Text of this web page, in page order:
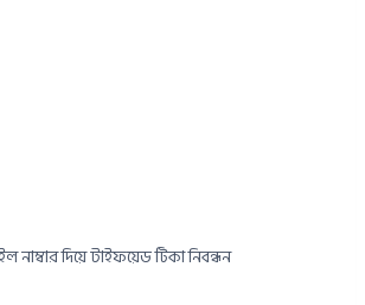
নাম্বার দিয়ে টাইফয়েড টিকা নিবন্ধন